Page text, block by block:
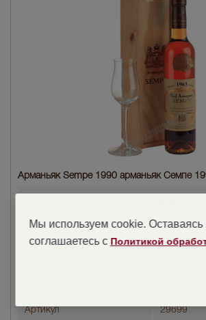
Арманьяк Sempe 1990 арманьяк Семпе
Объем бутылки 0.5 л
Артикул 29699
Мы используем cookie. Оставаясь
соглашаетесь с Политикой